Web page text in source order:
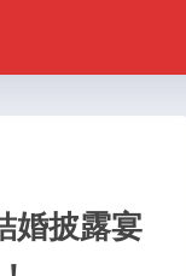
婚披露宴